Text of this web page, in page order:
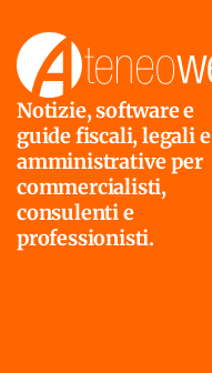
Notizie, software e
guide fiscali, legali e
amministrative per
commercialisti,
consulenti e
professionisti.